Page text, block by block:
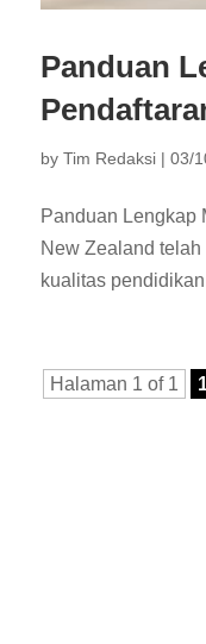
Panduan
by Tim Redaksi| 03/
Panduan Lengkap
New Zealand
kualitas
Halaman 1 of 1